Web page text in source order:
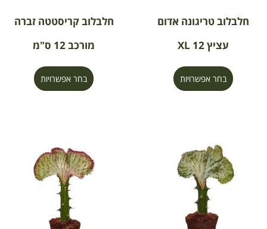
חלבלוב טריגונה אדום
עציץ 12 XL
בחר אפשרויות
חלבלוב קריסטטה זברה
מורכב 12 ס"מ
בחר אפשרויות